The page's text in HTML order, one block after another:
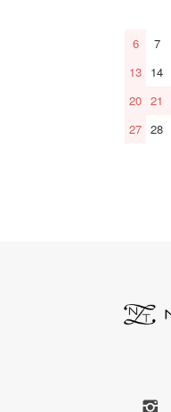
6
7
13 14
20 21
27 28